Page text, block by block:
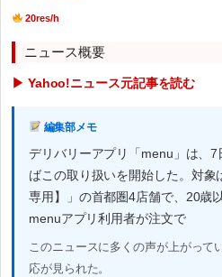
20res/h
ニュース概要
▶ Yahoo!ニュース元記事を読む
編集部メモ
デリバリーアプリ「menu」は、
ばこの取り扱いを開始した。対象
専用】」の首都圏4店舗で、20歳
menuアプリ利用者が注文で
このニュースに多くの声が上がって
応が見られた。